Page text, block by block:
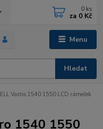
Menu
Hledat
0 ks
za 0 Kč
Vostro 1540 1550 LCD rámeček
1540 1550